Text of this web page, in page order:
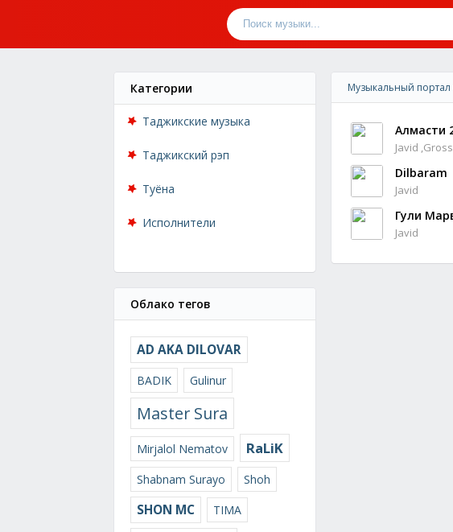
Категории
Таджикские музыка
Таджикский рэп
Туёна
Исполнители
Облако тегов
AD AKA DILOVAR
BADIK Gulinur
Master Sura
Mirjalol Nematov RaLiK
Shabnam Surayo Shoh
SHON MC
TIMA
Музыкальный портал
Алмасти
Javid ,Gross
Dilbaram
Javid
Гули
Javid